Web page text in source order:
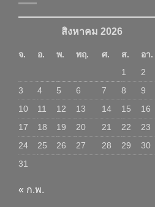
สิงหาคม 2026
จ. อ. พ. พฤ. ศ. ส.
อา.
1
2
3
4 5 6 7 8
9
10
11 12 13 14 15
16
17
18 19 20 21 22
23
24
25 26 27 28 29
30
31
« ก.พ.